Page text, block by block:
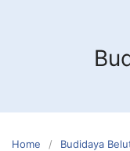
Home
Budidaya